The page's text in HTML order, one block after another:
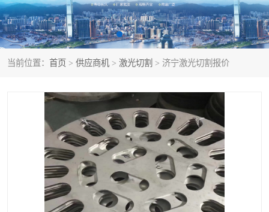
当前位置： 首页 > 供应商机 > 激光切割 > 济宁激光切割报价
管件标准件 不锈钢圆钢
不锈钢人孔 不锈钢亮管
不锈钢角钢 不锈钢加工
不锈钢板 不锈钢工业方管
不锈钢封头 不锈钢法兰
不锈钢阀门 不锈钢槽钢
不锈钢扁钢